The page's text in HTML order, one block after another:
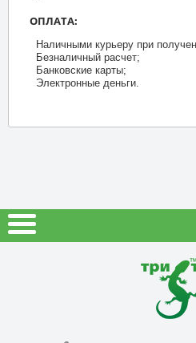
ОПЛАТА:
Наличными курьеру при
Безналичный расчет;
Банковские карты;
Электронные деньги.